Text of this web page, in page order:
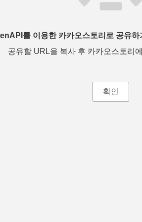
를 이용한 카카오스토리로 공유
공유할 URL을 복사 후 카카오스토리
확인